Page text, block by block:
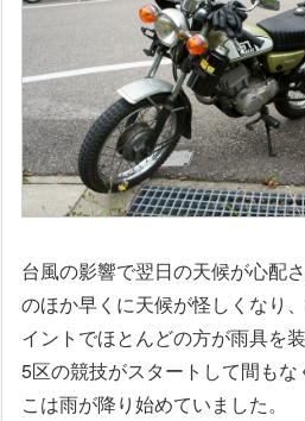
台風の影響で翌日の天候が心配
のほか早くに天候が怪しくなり
イントでほとんどの方が雨具を装
5区の競技がスタートして間も
こは雨が降り始めていました。